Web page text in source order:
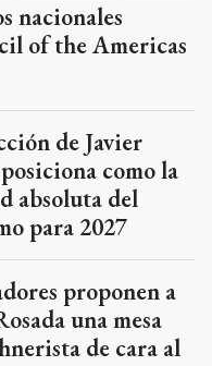
nacionales
of the Americas
de Javier
como la
absoluta del
para 2027
proponen a
una mesa
de cara al